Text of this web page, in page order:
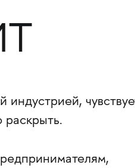
индустрией,
раскрыть.